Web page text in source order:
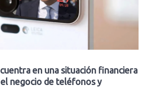
en una situación financiera
negocio de teléfonos y